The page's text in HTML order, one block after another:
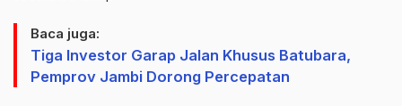
Baca juga:
Tiga Investor Garap Jalan Khusus Batubara,
Pemprov Jambi Dorong Percepatan